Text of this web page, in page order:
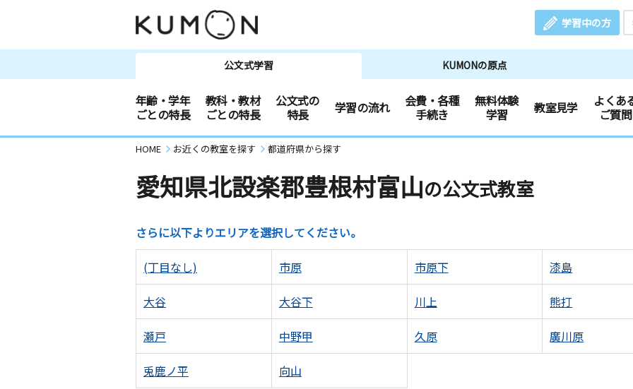
学習中の方
公文式学習 KUMONの原点
年齢・学年
ごとの特長
教科・教材
ごとの特長
公文式の
特長
学習の流れ
会費・各種
手続き
無料体験
学習
教室見学
よくあ
ご質問
HOME お近くの教室を探す 都道府県から探す
愛知県北設楽郡豊根村富山の公文式教室
さらに以下よりエリアを選択してください。
(丁目なし) 市原 市原下 漆島
大谷 大谷下 川上 熊打
瀬戸 中野甲 久原 廣川原
兎鹿ノ平 向山